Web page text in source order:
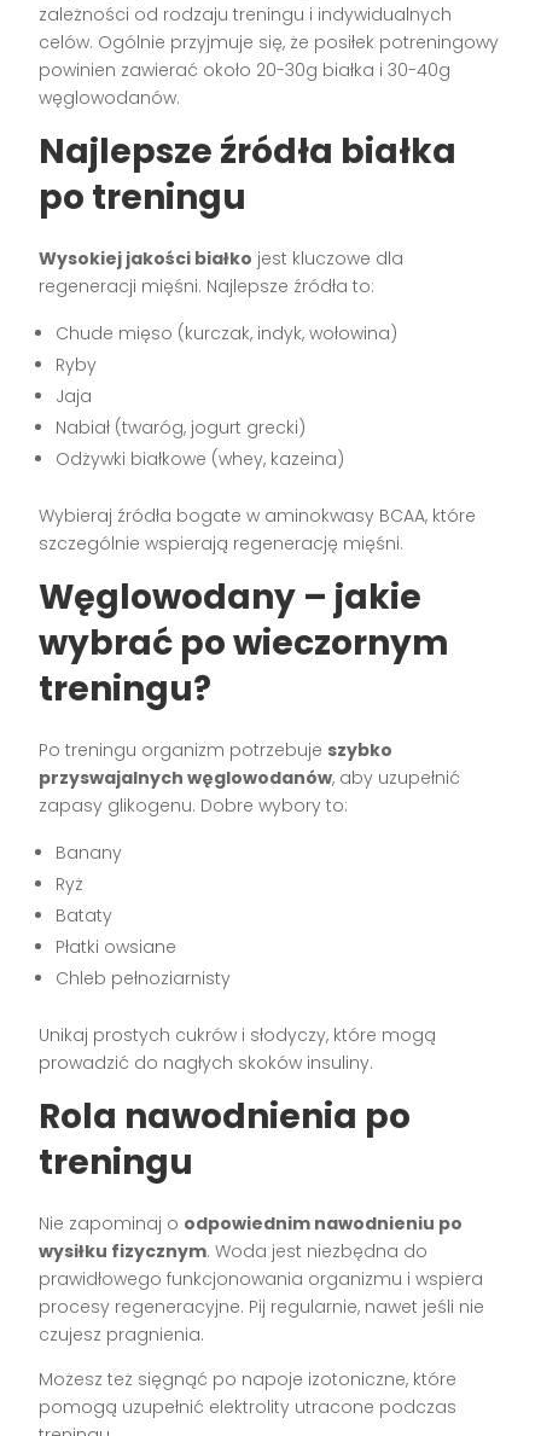
zależności od rodzaju treningu i indywidualnych
celów. Ogólnie przyjmuje się, że posiłek potreningowy
powinien zawierać około 20-30g białka i 30-40g
węglowodanów.
Najlepsze źródła białka
po treningu
Wysokiej jakości białko jest kluczowe dla
regeneracji mięśni. Najlepsze źródła to:
Chude mięso (kurczak, indyk, wołowina)
Ryby
Jaja
Nabiał (twaróg, jogurt grecki)
Odżywki białkowe (whey, kazeina)
Wybieraj źródła bogate w aminokwasy BCAA, które
szczególnie wspierają regenerację mięśni.
Węglowodany – jakie
wybrać po wieczornym
treningu?
Po treningu organizm potrzebuje szybko
przyswajalnych węglowodanów, aby uzupełnić
zapasy glikogenu. Dobre wybory to:
Banany
Ryż
Bataty
Płatki owsiane
Chleb pełnoziarnisty
Unikaj prostych cukrów i słodyczy, które mogą
prowadzić do nagłych skoków insuliny.
Rola nawodnienia po
treningu
Nie zapominaj o odpowiednim nawodnieniu po
wysiłku fizycznym. Woda jest niezbędna do
prawidłowego funkcjonowania organizmu i wspiera
procesy regeneracyjne. Pij regularnie, nawet jeśli nie
czujesz pragnienia.
Możesz też sięgnąć po napoje izotoniczne, które
pomogą uzupełnić elektrolity utracone podczas